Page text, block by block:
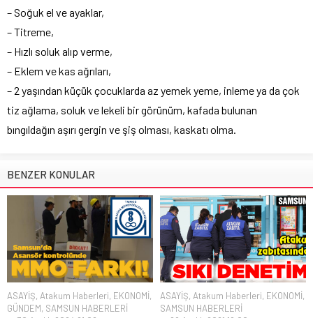
– Soğuk el ve ayaklar,
– Titreme,
– Hızlı soluk alıp verme,
– Eklem ve kas ağrıları,
– 2 yaşından küçük çocuklarda az yemek yeme, inleme ya da çok
tiz ağlama, soluk ve lekeli bir görünüm, kafada bulunan
bıngıldağın aşırı gergin ve şiş olması, kaskatı olma.
BENZER KONULAR
ASAYİŞ, Atakum Haberleri, EKONOMİ,
GÜNDEM, SAMSUN HABERLERİ
ASAYİŞ, Atakum Haberleri, EKONOMİ,
SAMSUN HABERLERİ